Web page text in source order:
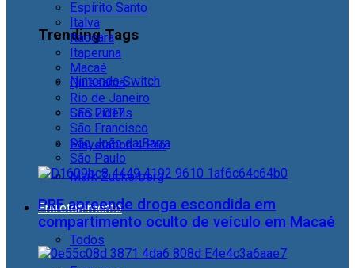
Trending Tags
Nintendo Switch
CES 2017
Playstation 4 Pro
Mark Zuckerberg
Entretenimento
Todos
Espírito Santo
Italva
Itaocara
Itaperuna
Macaé
Quissamã
Rio de Janeiro
São Fidélis
São Francisco
São João da Barra
São Paulo
PRF apreende droga escondida em
compartimento oculto de veículo em Macaé